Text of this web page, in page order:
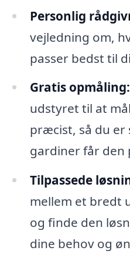
Personlig
vejledning om,
passer bedst til
Gratis opmåling:
udstyret til at
præcist, så du er
gardiner får den
Tilpassede
mellem et bredt
og finde den
dine behov og